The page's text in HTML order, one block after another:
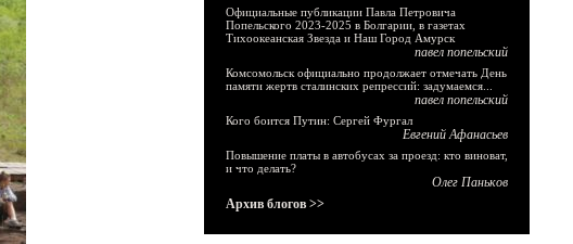
Официальные публикации Павла Петровича
Попельского 2023-2025 в Болгарии, в газетах
Тихоокеанская Звезда и Наш Город Амурск
павел попельский
Комсомольск официально продолжает отмечать День
памяти жертв сталинских репрессий: задумаемся...
павел попельский
Кого боится Путин: Сергей Фургал
Евгений Афанасьев
Повышение платы в автобусах за проезд: кто виноват,
и что делать?
Олег Паньков
Архив блогов >>